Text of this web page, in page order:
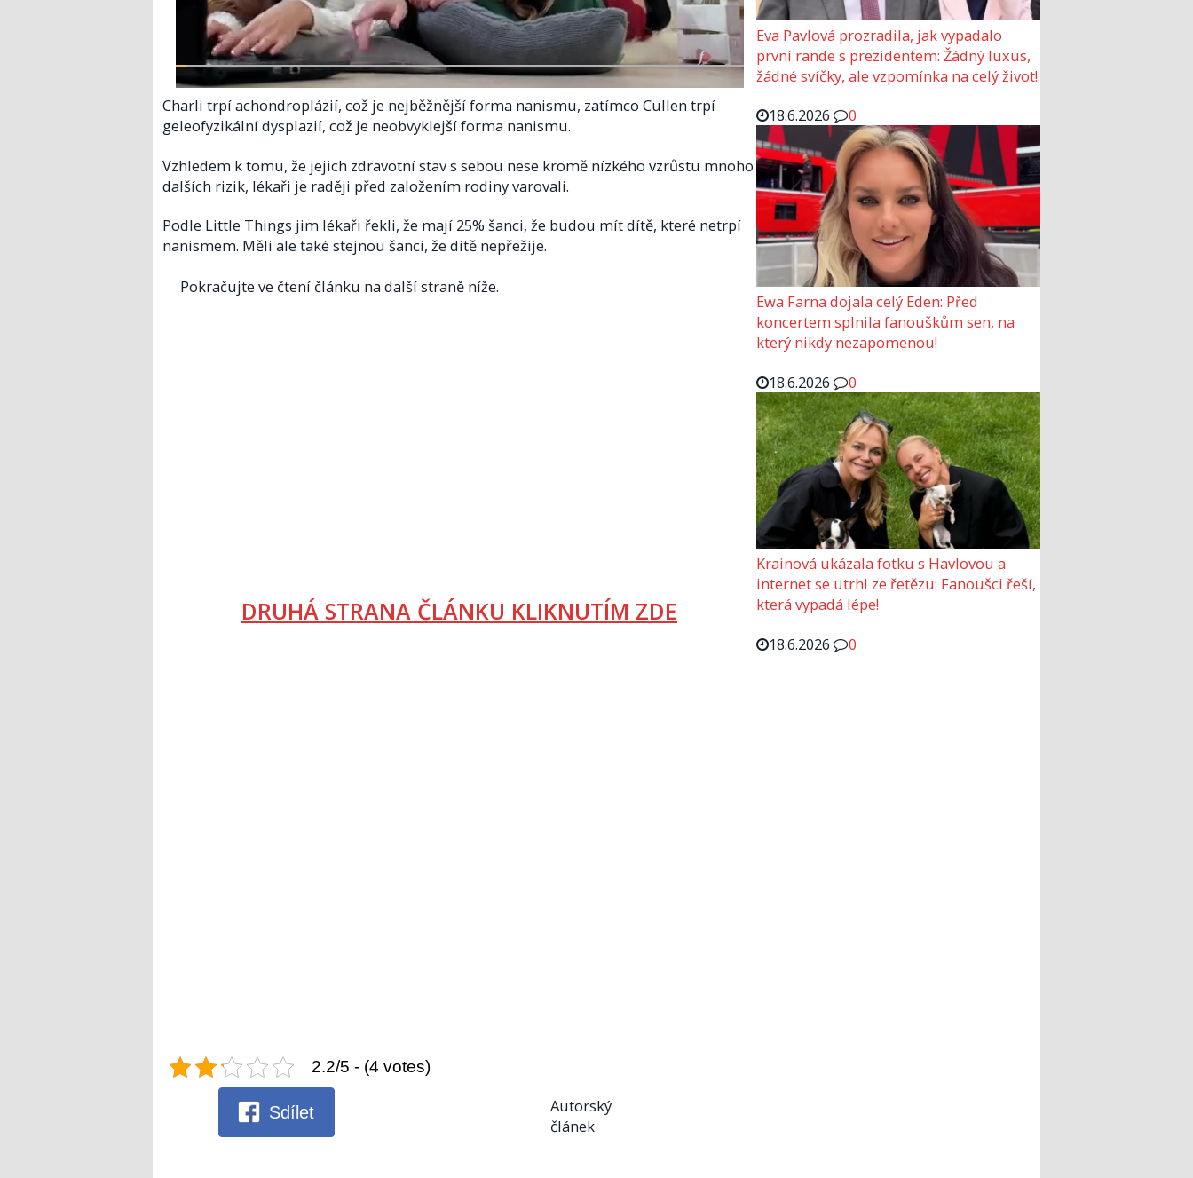
Charli trpí achondroplázií, což je nejběžnější forma nanismu, zatímco Cullen trpí
geleofyzikální dysplazií, což je neobvyklejší forma nanismu.
Vzhledem k tomu, že jejich zdravotní stav s sebou nese kromě nízkého vzrůstu mnoho
dalších rizik, lékaři je raději před založením rodiny varovali.
Podle Little Things jim lékaři řekli, že mají 25% šanci, že budou mít dítě, které netrpí
nanismem. Měli ale také stejnou šanci, že dítě nepřežije.
Pokračujte ve čtení článku na další straně níže.
DRUHÁ STRANA ČLÁNKU KLIKNUTÍM ZDE
2.2/5 - (4 votes)
Sdílet
Autorský
článek
Eva Pavlová prozradila, jak vypadalo
první rande s prezidentem: Žádný luxus,
žádné svíčky, ale vzpomínka na celý život!
18.6.2026
0
Ewa Farna dojala celý Eden: Před
koncertem splnila fanouškům sen, na
který nikdy nezapomenou!
18.6.2026
0
Krainová ukázala fotku s Havlovou a
internet se utrhl ze řetězu: Fanoušci řeší,
která vypadá lépe!
18.6.2026
0